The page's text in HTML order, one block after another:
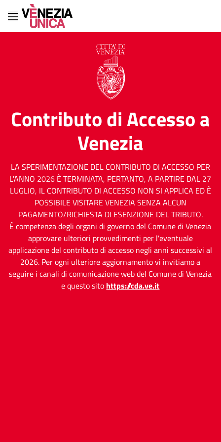
Contributo di Accesso a
Venezia
LA SPERIMENTAZIONE DEL CONTRIBUTO DI ACCESSO PER
L'ANNO 2026 È TERMINATA, PERTANTO, A PARTIRE DAL 27
LUGLIO, IL CONTRIBUTO DI ACCESSO NON SI APPLICA ED È
POSSIBILE VISITARE VENEZIA SENZA ALCUN
PAGAMENTO/RICHIESTA DI ESENZIONE DEL TRIBUTO.
È competenza degli organi di governo del Comune di Venezia
approvare ulteriori provvedimenti per l'eventuale
applicazione del contributo di accesso negli anni successivi al
2026. Per ogni ulteriore aggiornamento vi invitiamo a
seguire i canali di comunicazione web del Comune di Venezia
e questo sito https://cda.ve.it